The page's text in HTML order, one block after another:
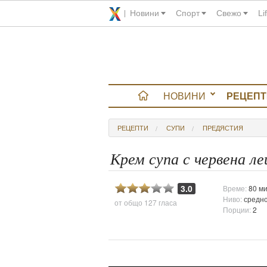
Новини Спорт Свежо
НОВИНИ
РЕЦЕПТИ СУПИ ПРЕДЯСТИЯ
Крем супа с червена
3.0
от общо 127 гласа
Време:80
Ниво:
Порции:2